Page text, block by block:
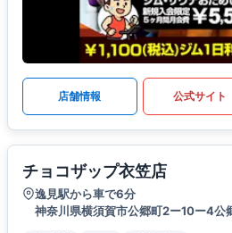
店舗情報 公式サイト
チョコザップ衣笠店
逸見駅から車で6分
神奈川県横須賀市公郷町2ー10ー4公